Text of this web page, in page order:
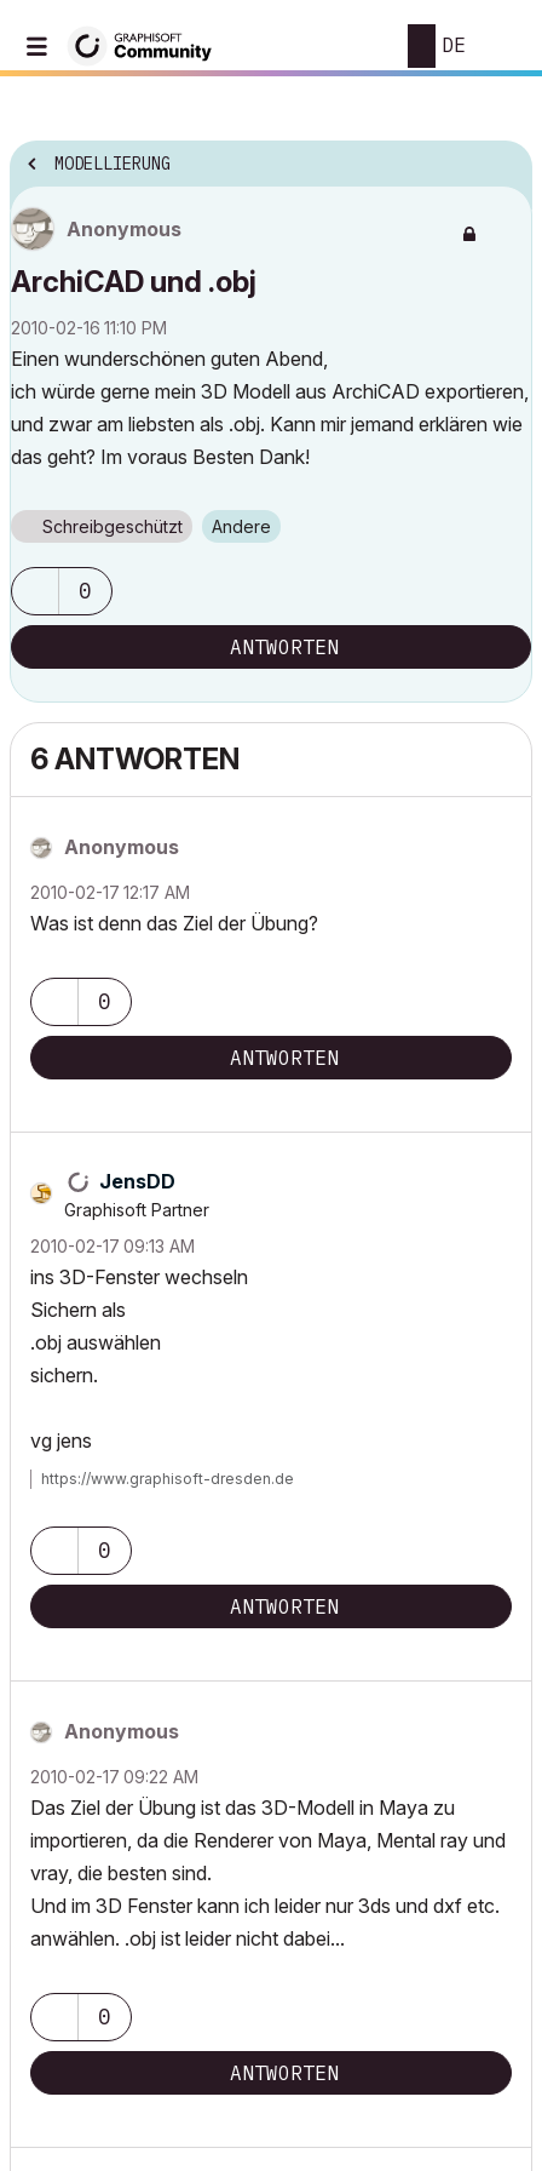
DE
MODELLIERUNG
Anonymous
ArchiCAD und .obj
‎2010-02-16 11:10 PM
Einen wunderschönen guten Abend,
ich würde gerne mein 3D Modell aus ArchiCAD exportieren,
und zwar am liebsten als .obj. Kann mir jemand erklären wie
das geht? Im voraus Besten Dank!
Schreibgeschützt Andere
0
ANTWORTEN
6 ANTWORTEN
Anonymous
‎2010-02-17 12:17 AM
Was ist denn das Ziel der Übung?
0
ANTWORTEN
JensDD
Graphisoft Partner
‎2010-02-17 09:13 AM
ins 3D-Fenster wechseln
Sichern als
.obj auswählen
sichern.
vg jens
https://www.graphisoft-dresden.de
0
ANTWORTEN
Anonymous
‎2010-02-17 09:22 AM
Das Ziel der Übung ist das 3D-Modell in Maya zu
importieren, da die Renderer von Maya, Mental ray und
vray, die besten sind.
Und im 3D Fenster kann ich leider nur 3ds und dxf etc.
anwählen. .obj ist leider nicht dabei...
0
ANTWORTEN